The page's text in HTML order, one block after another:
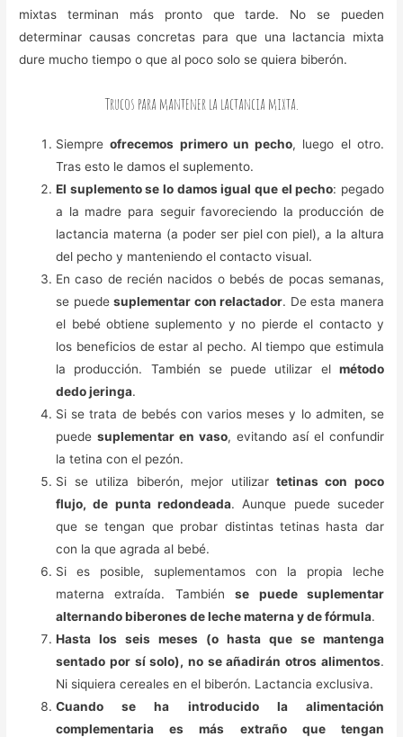
mixtas terminan más pronto que tarde. No se pueden
determinar causas concretas para que una lactancia mixta
dure mucho tiempo o que al poco solo se quiera biberón.
Trucos para mantener la lactancia mixta.
Siempreofrecemos primero un pecho, luego el otro.
Tras esto le damos el suplemento.
El suplemento se lo damos igual que el pecho: pegado
a la madre para seguir favoreciendo la producción de
lactancia materna (a poder ser piel con piel), a la altura
del pecho y manteniendo el contacto visual.
En caso de recién nacidos o bebés de pocas semanas,
se puedesuplementar con relactador. De esta manera
el bebé obtiene suplemento y no pierde el contacto y
los beneficios de estar al pecho. Al tiempo que estimula
la producción. También se puede utilizar el método
dedo jeringa.
Si se trata de bebés con varios meses y lo admiten, se
puedesuplementar en vaso, evitando así el confundir
la tetina con el pezón.
Si se utiliza biberón, mejor utilizar tetinas con poco
flujo, de punta redondeada. Aunque puede suceder
que se tengan que probar distintas tetinas hasta dar
con la que agrada al bebé.
Si es posible, suplementamos con la propia leche
materna extraída. Tambiénse puede suplementar
alternando biberones de leche materna y de fórmula.
Hasta los seis meses (o hasta que se mantenga
sentado por sí solo), no se añadirán otros alimentos.
Ni siquiera cereales en el biberón. Lactancia exclusiva.
Cuando se ha introducido la alimentación
complementaria es más extraño que tengan